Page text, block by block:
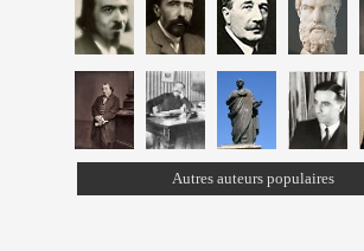
Autres auteurs populaires